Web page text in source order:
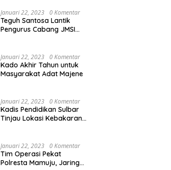
Januari 22, 2023 0 Komentar
Teguh Santosa Lantik
Pengurus Cabang JMSI
Januari 22, 2023 0 Komentar
Kado Akhir Tahun untuk
Masyarakat Adat Majene
Januari 22, 2023 0 Komentar
Kadis Pendidikan Sulbar
Tinjau Lokasi Kebakaran
Januari 22, 2023 0 Komentar
Tim Operasi Pekat
Polresta Mamuju, Jaring